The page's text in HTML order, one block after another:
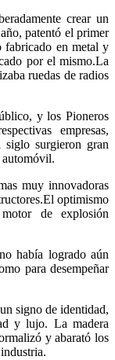
crear un
patentó el primer
fabricado en metal y
por el mismo.La
ruedas de radios
y los Pioneros
empresas,
siglo surgieron gran
automóvil.
muy innovadoras
optimismo
de explosión
había logrado aún
para desempeñar
signo de identidad,
y lujo. La madera
y abarató los